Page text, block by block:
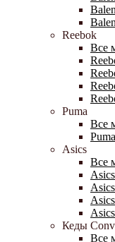
Reebok
Все
Puma
Все
Asics
Все
Кеды
Все